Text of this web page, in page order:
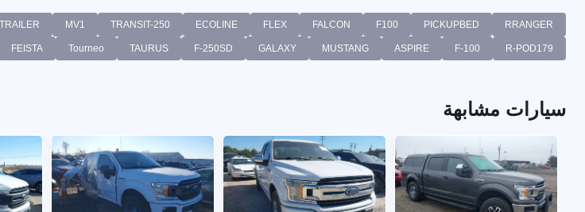
RRANGER
PICKUPBED
F100
FALCON
FLEX
ECOLINE
TRANSIT-250
MV1
TRAILER
R-POD179
F-100
ASPIRE
MUSTANG
GALAXY
F-250SD
TAURUS
Tourneo
FEISTA
سيارات مشابهة